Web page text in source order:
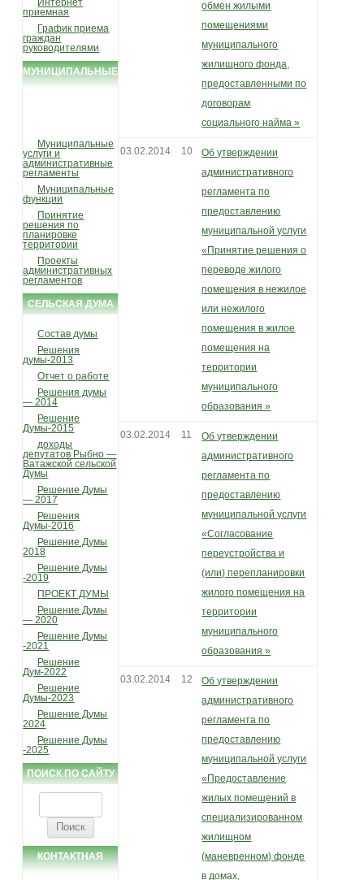
Интернет
приемная
График приема
граждан
руководителями
МУНИЦИПАЛЬНЫЕ
Муниципальные
услуги и
административные
регламенты
Муниципальные
функции
Принятие
решения по
планировке
территории
Проекты
административных
регламентов
СЕЛЬСКАЯ ДУМА
Состав думы
Решения
думы-2013
Отчет о работе
Решения думы
— 2014
Решение
Думы-2015
доходы
депутатов Рыбно —
Ватажской сельской
Думы
Решение Думы
— 2017
Решения
Думы-2016
Решение Думы
2018
Решение Думы
-2019
ПРОЕКТ ДУМЫ
Решение Думы
— 2020
Решение Думы
-2021
Решение
Дум-2022
Решение
Думы-2023
Решение Думы
2024
Решение Думы
-2025
ПОИСК ПО САЙТУ
КОНТАКТНАЯ
обмен жилыми
помещениями
муниципального
жилищного фонда,
предоставленными по
договорам
социального найма »
03.02.2014 10
Об утверждении
административного
регламента по
предоставлению
муниципальной услуги
«Принятие решения о
переводе жилого
помещения в нежилое
или нежилого
помещения в жилое
помещения на
территории
муниципального
образования »
03.02.2014 11
Об утверждении
административного
регламента по
предоставлению
муниципальной услуги
«Согласование
переустройства и
(или) перепланировки
жилого помещения на
территории
муниципального
образования »
03.02.2014 12
Об утверждении
административного
регламента по
предоставлению
муниципальной услуги
«Предоставление
жилых помещений в
специализированном
жилищном
(маневренном) фонде
в домах,